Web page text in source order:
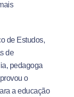
de Estudos,
de
pedagoga
o
a educação